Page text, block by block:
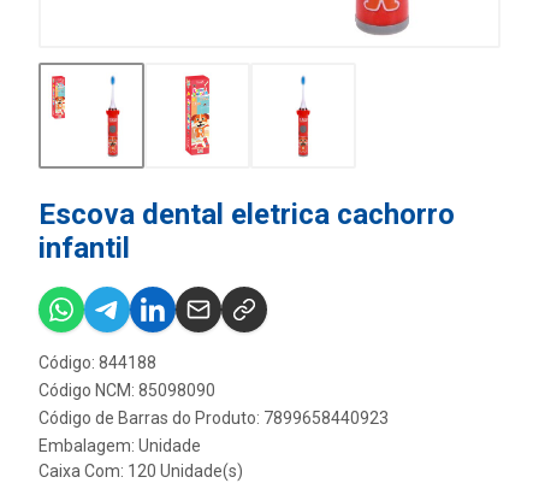
Escova dental eletrica cachorro
infantil
Código: 844188
Código NCM: 85098090
Código de Barras do Produto: 7899658440923
Embalagem: Unidade
Caixa Com: 120 Unidade(s)